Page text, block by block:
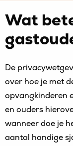
Wat
De
over hoe je met
opvangkinderen
en ouders
wanneer doe je
aantal handige